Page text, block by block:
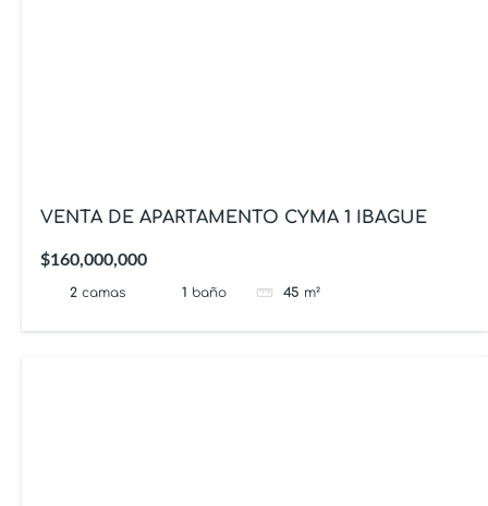
VENTA DE APARTAMENTO CYMA 1 IBAGUE
$160,000,000
2 camas 1 baño 45 m²